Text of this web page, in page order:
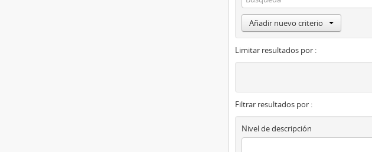
Añadir nuevo criterio
Limitar resultados por :
Filtrar resultados por :
Nivel de descripción